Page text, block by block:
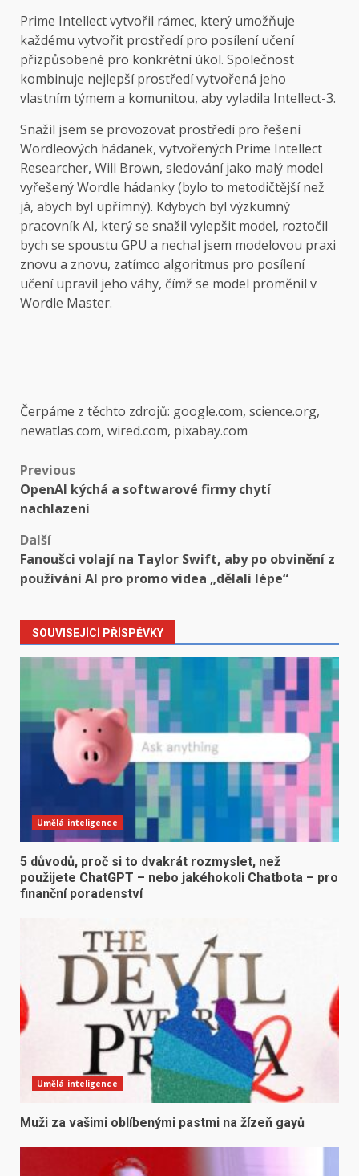
Prime Intellect vytvořil rámec, který umožňuje
každému vytvořit prostředí pro posílení učení
přizpůsobené pro konkrétní úkol. Společnost
kombinuje nejlepší prostředí vytvořená jeho
vlastním týmem a komunitou, aby vyladila Intellect-3.
Snažil jsem se provozovat prostředí pro řešení
Wordleových hádanek, vytvořených Prime Intellect
Researcher, Will Brown, sledování jako malý model
vyřešený Wordle hádanky (bylo to metodičtější než
já, abych byl upřímný). Kdybych byl výzkumný
pracovník AI, který se snažil vylepšit model, roztočil
bych se spoustu GPU a nechal jsem modelovou praxi
znovu a znovu, zatímco algoritmus pro posílení
učení upravil jeho váhy, čímž se model proměnil v
Wordle Master.
Čerpáme z těchto zdrojů: google.com, science.org,
newatlas.com, wired.com, pixabay.com
Post
navigation
Previous
OpenAI kýchá a softwarové firmy chytí
nachlazení
Další
Fanoušci volají na Taylor Swift, aby po obvinění z
používání AI pro promo videa „dělali lépe“
SOUVISEJÍCÍ PŘÍSPĚVKY
Umělá inteligence
5 důvodů, proč si to dvakrát rozmyslet, než
použijete ChatGPT – nebo jakéhokoli Chatbota – pro
finanční poradenství
Umělá inteligence
Muži za vašimi oblíbenými pastmi na žízeň gayů